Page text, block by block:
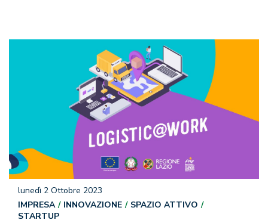
lunedì 2 Ottobre 2023
IMPRESA
INNOVAZIONE
SPAZIO ATTIVO
STARTUP